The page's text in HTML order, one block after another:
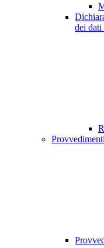
dei dati
Provvedimenti